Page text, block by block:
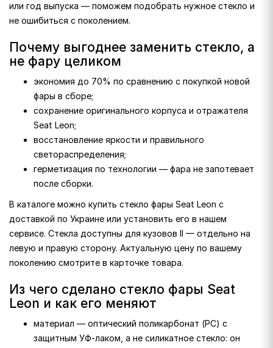
или год выпуска — поможем подобрать нужное стекло и
не ошибиться с поколением.
Почему выгоднее заменить стекло, а
не фару целиком
экономия до 70% по сравнению с покупкой новой
фары в сборе;
сохранение оригинального корпуса и отражателя
Seat Leon;
восстановление яркости и правильного
светораспределения;
герметизация по технологии — фара не запотевает
после сборки.
В каталоге можно купить стекло фары Seat Leon с
доставкой по Украине или установить его в нашем
сервисе. Стекла доступны для кузовов II — отдельно на
левую и правую сторону. Актуальную цену по вашему
поколению смотрите в карточке товара.
Из чего сделано стекло фары Seat
Leon и как его меняют
материал — оптический поликарбонат (PC) с
защитным УФ-лаком, а не силикатное стекло: он